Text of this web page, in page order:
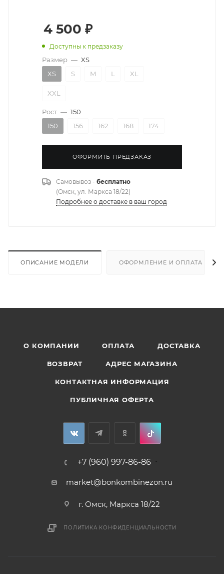
4 500 ₽
Доступны к предзаказу
Размер — XS
XS
S M L XL
XXL
Рост — 150
150
156 162 168 174
ОФОРМИТЬ ПРЕДЗАКАЗ
Самовывоз - бесплатно
(Омск, ул. Маркса 18/22)
Подробнее о доставке в ваш город
ОПИСАНИЕ МОДЕЛИ ОФОРМЛЕНИЕ И ОПЛАТА
О КОМПАНИИ ОПЛАТА ДОСТАВКА
ВОЗВРАТ АДРЕС МАГАЗИНА
КОНТАКТНАЯ ИНФОРМАЦИЯ
ПУБЛИЧНАЯ ОФЕРТА
+7 (960) 997-86-86
market@bonkombinezon.ru
г. Омск, Маркса 18/22
ПОЛИТИКА КОНФИДЕНЦИАЛЬНОСТИ